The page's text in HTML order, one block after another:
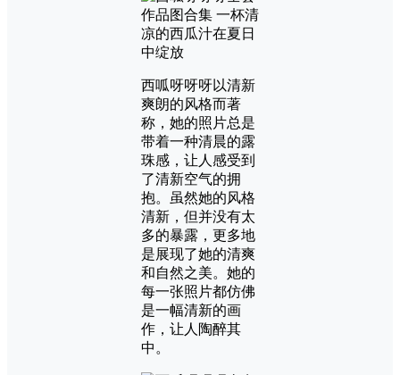
西呱呀呀呀以清新
爽朗的风格而著
称，她的照片总是
带着一种清晨的露
珠感，让人感受到
了清新空气的拥
抱。虽然她的风格
清新，但并没有太
多的暴露，更多地
是展现了她的清爽
和自然之美。她的
每一张照片都仿佛
是一幅清新的画
作，让人陶醉其
中。